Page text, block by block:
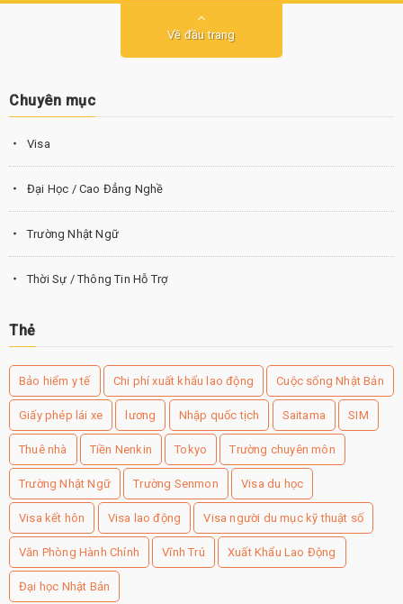
Về đầu trang
Chuyên mục
Visa
Đại Học / Cao Đẳng Nghề
Trường Nhật Ngữ
Thời Sự / Thông Tin Hỗ Trợ
Thẻ
Bảo hiểm y tế Chi phí xuất khẩu lao động Cuộc sống Nhật Bản
Giấy phép lái xe lương Nhập quốc tịch Saitama SIM
Thuê nhà Tiền Nenkin Tokyo Trường chuyên môn
Trường Nhật Ngữ Trường Senmon Visa du học
Visa kết hôn Visa lao động Visa người du mục kỹ thuật số
Văn Phòng Hành Chính Vĩnh Trú Xuất Khẩu Lao Động
Đại học Nhật Bản